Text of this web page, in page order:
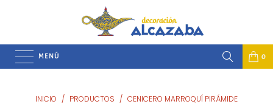
MENÚ 0
INICIO / PRODUCTOS / CENICERO MARROQUÍ PIRÁMIDE